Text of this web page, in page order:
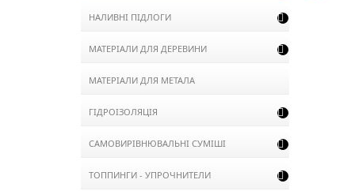
НАЛИВНІ ПІДЛОГИ 
МАТЕРІАЛИ ДЛЯ ДЕРЕВИНИ 
МАТЕРІАЛИ ДЛЯ МЕТАЛА
ГІДРОІЗОЛЯЦІЯ 
САМОВИРІВНЮВАЛЬНІ СУМІШІ 
ТОППИНГИ - УПРОЧНИТЕЛИ 